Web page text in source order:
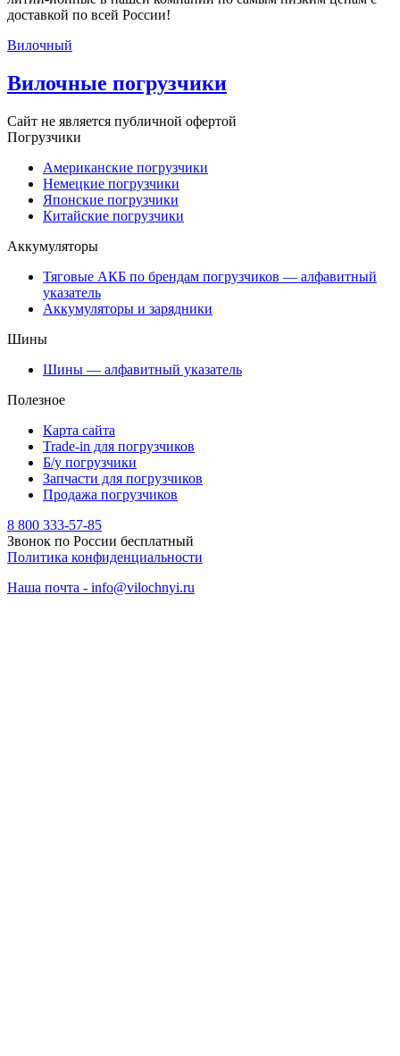
доставкой по всей России!
Вилочный
Вилочные погрузчики
Сайт не является публичной офертой
Погрузчики
Американские погрузчики
Немецкие погрузчики
Японские погрузчики
Китайские погрузчики
Аккумуляторы
Тяговые АКБ по брендам погрузчиков — алфавитный
указатель
Аккумуляторы и зарядники
Шины
Шины — алфавитный указатель
Полезное
Карта сайта
Trade-in для погрузчиков
Б/у погрузчики
Запчасти для погрузчиков
Продажа погрузчиков
8 800 333-57-85
Звонок по России бесплатный
Политика конфиденциальности
Наша почта - info@vilochnyi.ru